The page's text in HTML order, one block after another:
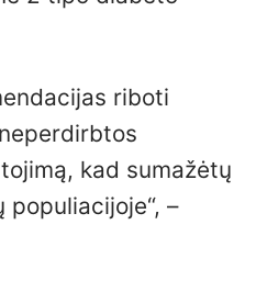
riboti
kad sumažėtų
–